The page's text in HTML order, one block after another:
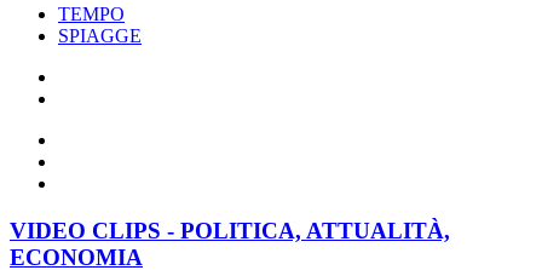
TEMPO
SPIAGGE
VIDEO CLIPS - POLITICA, ATTUALITÀ,
ECONOMIA